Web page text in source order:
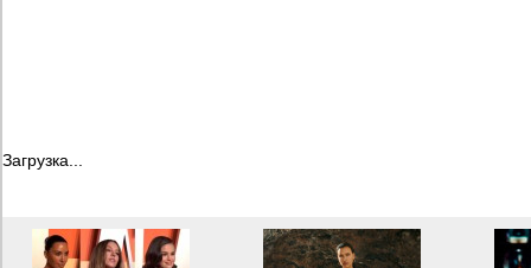
Загрузка...